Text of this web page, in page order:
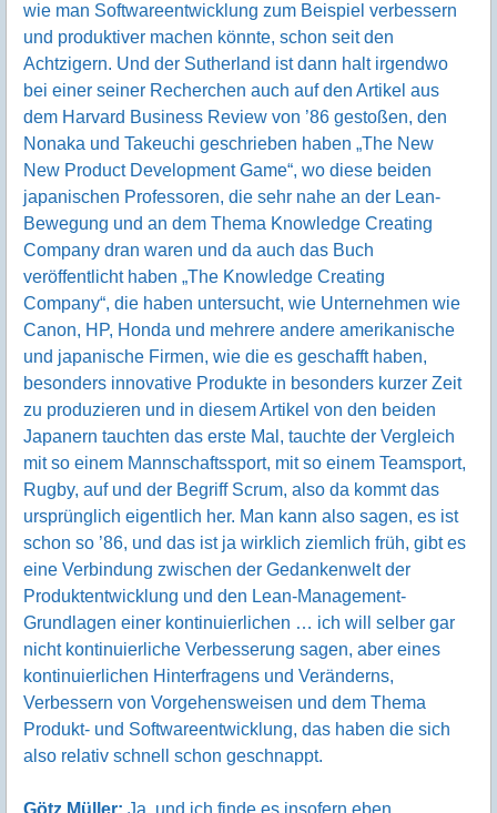
wie man Softwareentwicklung zum Beispiel verbessern
und produktiver machen könnte, schon seit den
Achtzigern. Und der Sutherland ist dann halt irgendwo
bei einer seiner Recherchen auch auf den Artikel aus
dem Harvard Business Review von ’86 gestoßen, den
Nonaka und Takeuchi geschrieben haben „The New
New Product Development Game“, wo diese beiden
japanischen Professoren, die sehr nahe an der Lean-
Bewegung und an dem Thema Knowledge Creating
Company dran waren und da auch das Buch
veröffentlicht haben „The Knowledge Creating
Company“, die haben untersucht, wie Unternehmen wie
Canon, HP, Honda und mehrere andere amerikanische
und japanische Firmen, wie die es geschafft haben,
besonders innovative Produkte in besonders kurzer Zeit
zu produzieren und in diesem Artikel von den beiden
Japanern tauchten das erste Mal, tauchte der Vergleich
mit so einem Mannschaftssport, mit so einem Teamsport,
Rugby, auf und der Begriff Scrum, also da kommt das
ursprünglich eigentlich her. Man kann also sagen, es ist
schon so ’86, und das ist ja wirklich ziemlich früh, gibt es
eine Verbindung zwischen der Gedankenwelt der
Produktentwicklung und den Lean-Management-
Grundlagen einer kontinuierlichen … ich will selber gar
nicht kontinuierliche Verbesserung sagen, aber eines
kontinuierlichen Hinterfragens und Veränderns,
Verbessern von Vorgehensweisen und dem Thema
Produkt- und Softwareentwicklung, das haben die sich
also relativ schnell schon geschnappt.